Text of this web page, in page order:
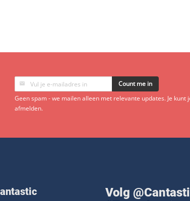
Count me in
Geen spam - we mailen alleen met relevante updates. Je kunt
afmelden.
Volg